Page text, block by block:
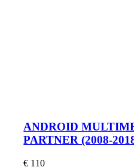
ANDROID
PARTNER (2008-
€ 110